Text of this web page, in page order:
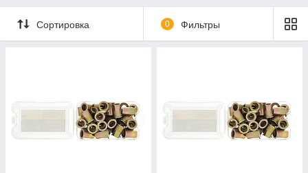
Сортировка 0 Фильтры